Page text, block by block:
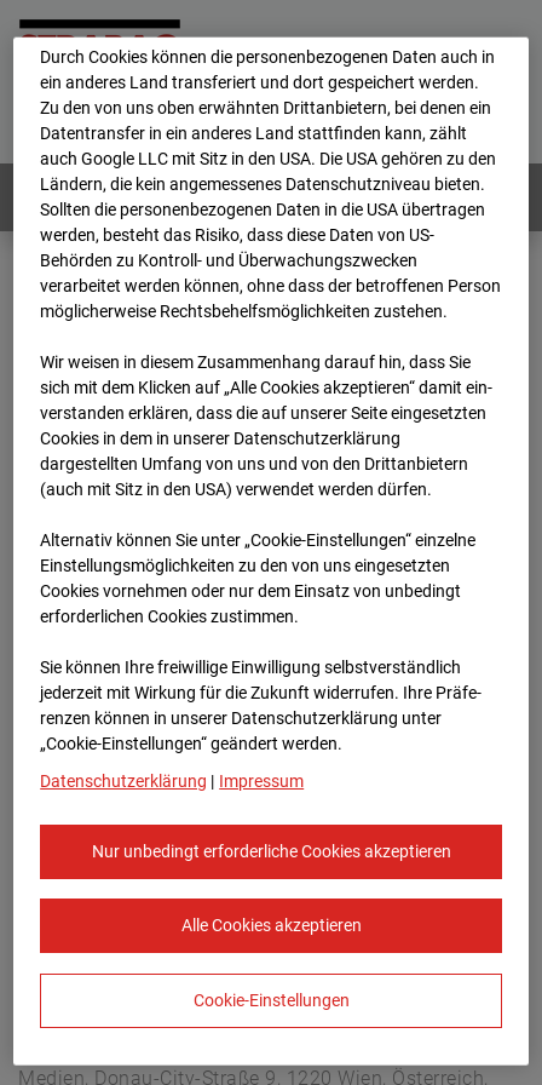
Home E-Mail Impressum
Login
Deutsch / English
Webcams: Alle Länder
Home
Deutschland
BC-162 - Strabag - BV-H3ö
Archiv
2025
10
13 09:05
BC-162 - Strabag - BV-
H3ö
Buchholzerstraße 102, 30655 Hannover
Zur Übersicht
Europe/Berlin
Medien, Donau-City-Straße 9, 1220 Wien, Österreich,
Durch Cookies können die personenbezogenen Daten auch in
ein anderes Land transferiert und dort gespeichert werden.
Zu den von uns oben erwähnten Drittanbietern, bei denen ein
Datentransfer in ein anderes Land stattfinden kann, zählt
auch Google LLC mit Sitz in den USA. Die USA gehören zu den
Ländern, die kein angemessenes Datenschutzniveau bieten.
Sollten die personenbezogenen Daten in die USA übertragen
werden, besteht das Risiko, dass diese Daten von US-
Behörden zu Kontroll- und Überwachungszwecken
verarbeitet werden können, ohne dass der betroffenen Person
möglicherweise Rechtsbehelfsmöglichkeiten zustehen.
Wir weisen in diesem Zusammenhang darauf hin, dass Sie
sich mit dem Klicken auf „Alle Cookies akzeptieren“ damit ein­
ver­standen erklären, dass die auf unserer Seite eingesetzten
Cookies in dem in unserer Datenschutzerklärung
dargestellten Umfang von uns und von den Drittanbietern
(auch mit Sitz in den USA) verwendet werden dürfen.
Alternativ können Sie unter „Cookie-Einstellungen“ einzelne
Einstellungsmöglichkeiten zu den von uns eingesetzten
Cookies vornehmen oder nur dem Einsatz von unbedingt
erforderlichen Cookies zustimmen.
Sie können Ihre freiwillige Einwilligung selbstverständlich
jederzeit mit Wirkung für die Zukunft widerrufen. Ihre Prä­fe­
renzen können in unserer Datenschutzerklärung unter
„Cookie-Einstellungen“ geändert werden.
Datenschutzerklärung | Impressum
Nur unbedingt erforderliche Cookies akzeptieren
Alle Cookies akzeptieren
Cookie-Einstellungen